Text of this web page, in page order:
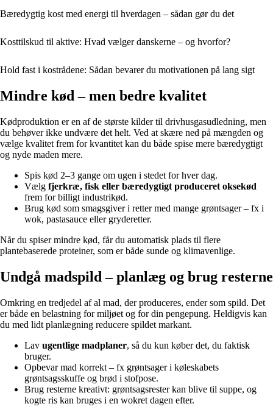
Bæredygtig kost med energi til hverdagen – sådan gør du det
Kosttilskud til aktive: Hvad vælger danskerne – og hvorfor?
Hold fast i kostrådene: Sådan bevarer du motivationen på lang sigt
Mindre kød – men bedre kvalitet
Kødproduktion er en af de største kilder til drivhusgasudledning, men
du behøver ikke undvære det helt. Ved at skære ned på mængden og
vælge kvalitet frem for kvantitet kan du både spise mere bæredygtigt
og nyde maden mere.
Spis kød 2–3 gange om ugen i stedet for hver dag.
Vælg fjerkræ, fisk eller bæredygtigt produceret oksekød
frem for billigt industrikød.
Brug kød som smagsgiver i retter med mange grøntsager – fx i
wok, pastasauce eller gryderetter.
Når du spiser mindre kød, får du automatisk plads til flere
plantebaserede proteiner, som er både sunde og klimavenlige.
Undgå madspild – planlæg og brug resterne
Omkring en tredjedel af al mad, der produceres, ender som spild. Det
er både en belastning for miljøet og for din pengepung. Heldigvis kan
du med lidt planlægning reducere spildet markant.
Lav ugentlige madplaner, så du kun køber det, du faktisk
bruger.
Opbevar mad korrekt – fx grøntsager i køleskabets
grøntsagsskuffe og brød i stofpose.
Brug resterne kreativt: grøntsagsrester kan blive til suppe, og
kogte ris kan bruges i en wokret dagen efter.